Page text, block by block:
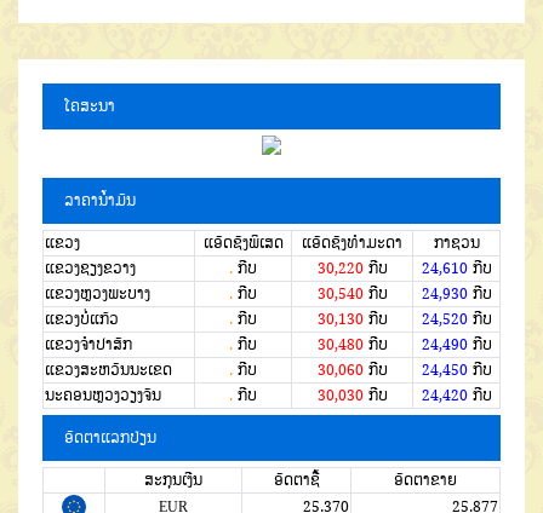
ໂຄສະນາ
ລາຄານໍ້າມັນ
ແຂວງ ແອັດຊັງພິເສດ ແອັດຊັງທຳມະດາ
ກາຊວນ
ແຂວງຊຽງຂວາງ
. ກີບ 30,220ກີບ 24,610ກີບ
ແຂວງຫຼວງພະບາງ
. ກີບ 30,540ກີບ 24,930ກີບ
ແຂວງບໍ່ແກ້ວ
. ກີບ 30,130ກີບ 24,520ກີບ
ແຂວງຈໍາປາສັກ
. ກີບ 30,480ກີບ 24,490ກີບ
ແຂວງສະຫວັນນະເຂດ
. ກີບ 30,060ກີບ 24,450ກີບ
ນະຄອນຫຼວງວຽງຈັນ
. ກີບ 30,030ກີບ 24,420ກີບ
ອັດຕາແລກປ່ຽນ
ສະກຸນເງີນ ອັດຕາຊື້
ອັດຕາຂາຍ
EUR
25.370 25.877